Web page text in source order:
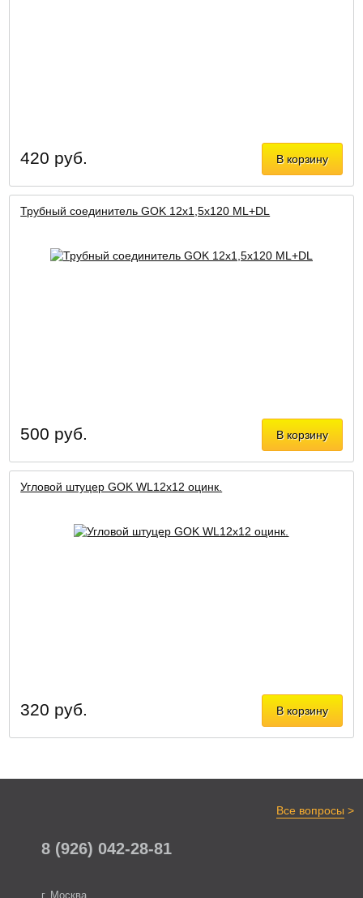
В корзину
420 руб.
Трубный соединитель GOK 12х1,5х120 ML+DL
В корзину
500 руб.
Угловой штуцер GOK WL12x12 оцинк.
В корзину
320 руб.
Все вопросы >
8 (926) 042-28-81
г. Москва,